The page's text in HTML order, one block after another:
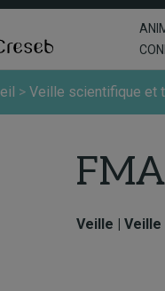
> Veille scientifique et
Veille | Veille